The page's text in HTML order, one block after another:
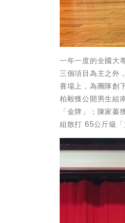
一年一度的全國大
三個項目為主之外
賽場上，為團隊創
柏毅獲公開男生組
「金牌」；陳家
組散打 65公斤級「